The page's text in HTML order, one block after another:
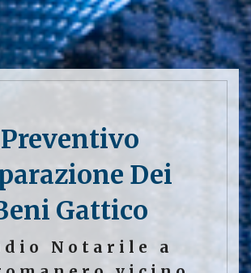
Preventivo
Dei
Gattico
Notarile a